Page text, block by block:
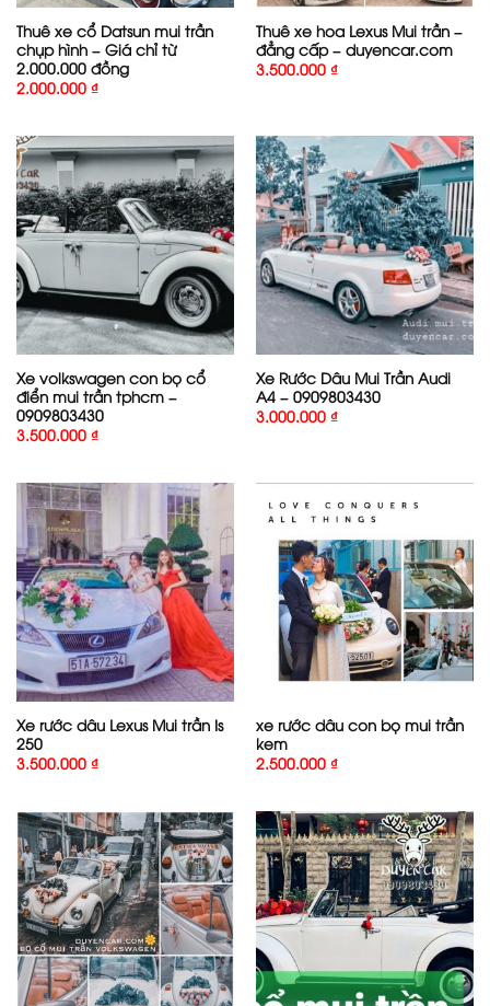
Thuê xe cổ Datsun mui trần
chụp hình – Giá chỉ từ
2.000.000 đồng
2.000.000 ₫
Thuê xe hoa Lexus Mui trần –
đẳng cấp – duyencar.com
3.500.000 ₫
Xe volkswagen con bọ cổ
điển mui trần tphcm –
0909803430
3.500.000 ₫
Xe Rước Dâu Mui Trần Audi
A4 – 0909803430
3.000.000 ₫
Xe rước dâu Lexus Mui trần Is
250
3.500.000 ₫
xe rước dâu con bọ mui trần
kem
2.500.000 ₫